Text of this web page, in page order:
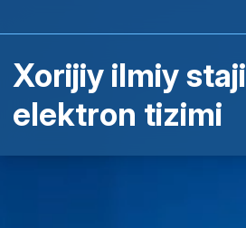
Xorijiy ilmiy
elektron tizimi